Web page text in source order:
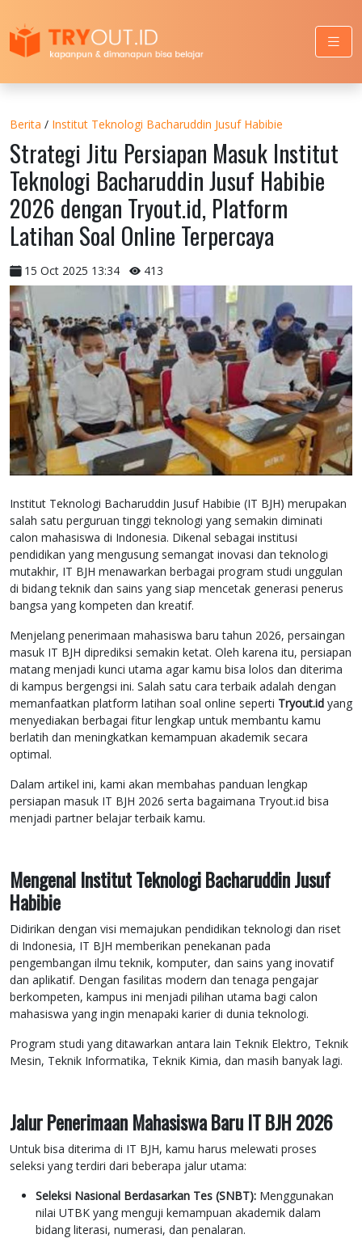
Berita / Institut Teknologi Bacharuddin Jusuf Habibie
Strategi Jitu Persiapan Masuk Institut
Teknologi Bacharuddin Jusuf Habibie
2026 dengan Tryout.id, Platform
Latihan Soal Online Terpercaya
15 Oct 2025 13:34 413
Institut Teknologi Bacharuddin Jusuf Habibie (IT BJH) merupakan
salah satu perguruan tinggi teknologi yang semakin diminati
calon mahasiswa di Indonesia. Dikenal sebagai institusi
pendidikan yang mengusung semangat inovasi dan teknologi
mutakhir, IT BJH menawarkan berbagai program studi unggulan
di bidang teknik dan sains yang siap mencetak generasi penerus
bangsa yang kompeten dan kreatif.
Menjelang penerimaan mahasiswa baru tahun 2026, persaingan
masuk IT BJH diprediksi semakin ketat. Oleh karena itu, persiapan
matang menjadi kunci utama agar kamu bisa lolos dan diterima
di kampus bergengsi ini. Salah satu cara terbaik adalah dengan
memanfaatkan platform latihan soal online seperti Tryout.id yang
menyediakan berbagai fitur lengkap untuk membantu kamu
berlatih dan meningkatkan kemampuan akademik secara
optimal.
Dalam artikel ini, kami akan membahas panduan lengkap
persiapan masuk IT BJH 2026 serta bagaimana Tryout.id bisa
menjadi partner belajar terbaik kamu.
Mengenal Institut Teknologi Bacharuddin Jusuf
Habibie
Didirikan dengan visi memajukan pendidikan teknologi dan riset
di Indonesia, IT BJH memberikan penekanan pada
pengembangan ilmu teknik, komputer, dan sains yang inovatif
dan aplikatif. Dengan fasilitas modern dan tenaga pengajar
berkompeten, kampus ini menjadi pilihan utama bagi calon
mahasiswa yang ingin menapaki karier di dunia teknologi.
Program studi yang ditawarkan antara lain Teknik Elektro, Teknik
Mesin, Teknik Informatika, Teknik Kimia, dan masih banyak lagi.
Jalur Penerimaan Mahasiswa Baru IT BJH 2026
Untuk bisa diterima di IT BJH, kamu harus melewati proses
seleksi yang terdiri dari beberapa jalur utama:
Seleksi Nasional Berdasarkan Tes (SNBT): Menggunakan
nilai UTBK yang menguji kemampuan akademik dalam
bidang literasi, numerasi, dan penalaran.